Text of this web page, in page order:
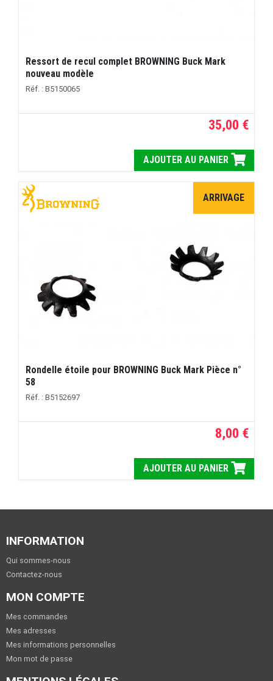
Ressort de recul complet BROWNING Buck Mark
nouveau modèle
Réf. : B5150065
35,00 €
AJOUTER AU PANIER
ARRIVAGE
Rondelle étoile pour BROWNING Buck Mark Pièce n°
58
Réf. : B5152697
8,00 €
AJOUTER AU PANIER
INFORMATION
Qui sommes-nous
Contactez-nous
MON COMPTE
Mes commandes
Mes adresses
Mes informations personnelles
Mon mot de passe